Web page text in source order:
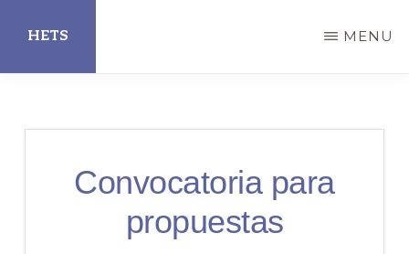
main
HETS MENU
Convocatoria para
propuestas